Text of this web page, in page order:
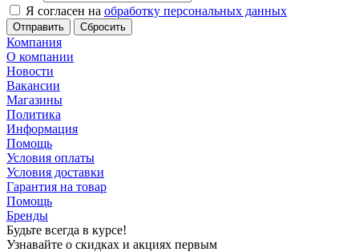
Я согласен на обработку персональных данных
Сбросить
Компания
О компании
Новости
Вакансии
Магазины
Политика
Информация
Помощь
Условия оплаты
Условия доставки
Гарантия на товар
Помощь
Бренды
Будьте всегда в курсе!
Узнавайте о скидках и акциях первым